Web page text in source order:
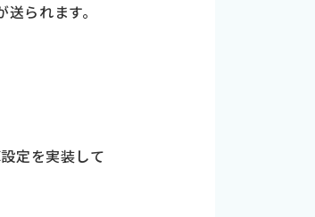
られます。
定を実装して